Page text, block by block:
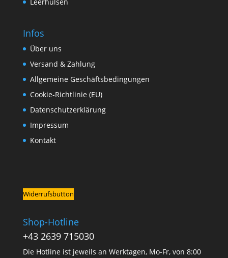
Infos
Über uns
Versand & Zahlung
Allgemeine Geschäftsbedingungen
Cookie-Richtlinie (EU)
Datenschutzerklärung
Impressum
Kontakt
Widerrufsbutton
Shop-Hotline
+43 2639 715030
Die Hotline ist jeweils an Werktagen, Mo-Fr, von 8:00